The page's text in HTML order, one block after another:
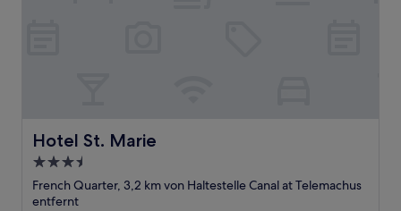
Hotel St. Marie
Hotel St. Marie
3.5-
Sterne-
Unterkunft
French Quarter, 3,2 km von Haltestelle Canal at Telemachus
entfernt